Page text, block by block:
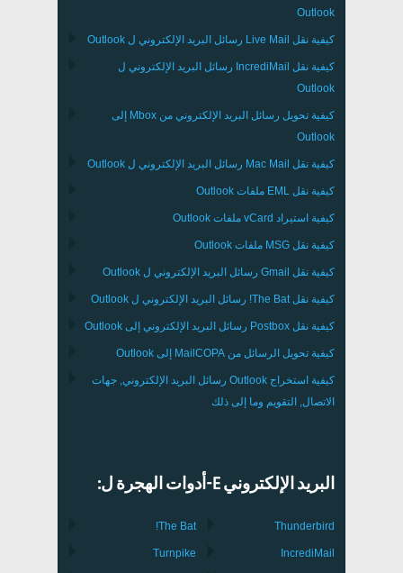
Outlook
كيفية نقل Live Mail رسائل البريد الإلكتروني ل Outlook
كيفية نقل IncrediMail رسائل البريد الإلكتروني ل
Outlook
كيفية تحويل رسائل البريد الإلكتروني من Mbox
إلى
Outlook
كيفية نقل Mac Mail رسائل البريد الإلكتروني ل Outlook
كيفية نقل EML ملفات Outlook
كيفية استيراد vCard ملفات Outlook
كيفية نقل MSG ملفات Outlook
كيفية نقل Gmail رسائل البريد الإلكتروني ل Outlook
كيفية نقلThe Bat! رسائل البريد الإلكتروني ل Outlook
كيفية نقل Postbox رسائل البريد الإلكتروني إلى Outlook
كيفية تحويل الرسائل من MailCOPA إلى Outlook
كيفية استخراج Outlook رسائل البريد الإلكتروني, جهات
الاتصال, التقويم وما إلى ذلك
البريد الإلكتروني E-أدوات الهجرة ل:
Thunderbird
IncrediMail
The Bat!
Turnpike